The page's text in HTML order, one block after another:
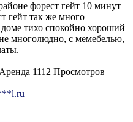
форест гейт 10 минут
гейт так же много
тихо спокойно хороший
многолюдно, с мемебелью,
Аренда 1112 Просмотров